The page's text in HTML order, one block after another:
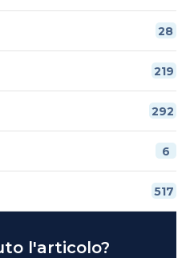
28
219
292
6
517
l'articolo?